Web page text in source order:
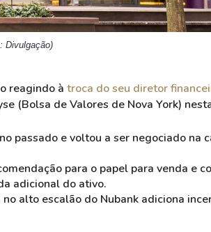
Divulgação)
reagindo à troca do seu diretor
(Bolsa de Valores de Nova York)
passado e voltou a ser negociado na
para o papel para venda e
adicional do ativo.
alto escalão do Nubank adiciona